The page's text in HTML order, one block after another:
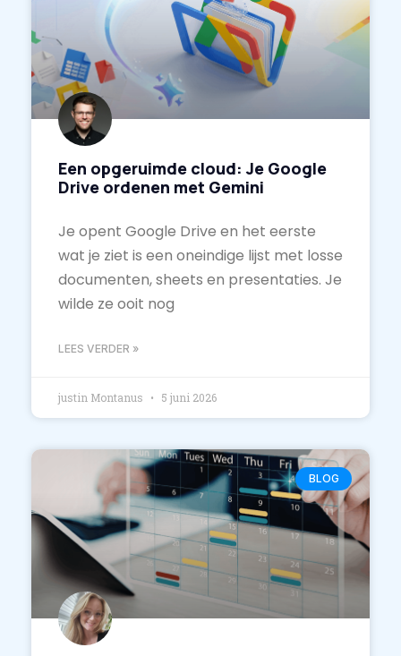
Een opgeruimde cloud: Je Google
Drive ordenen met Gemini
Je opent Google Drive en het eerste
wat je ziet is een oneindige lijst met losse
documenten, sheets en presentaties. Je
wilde ze ooit nog
LEES VERDER »
justin Montanus 5 juni 2026
BLOG